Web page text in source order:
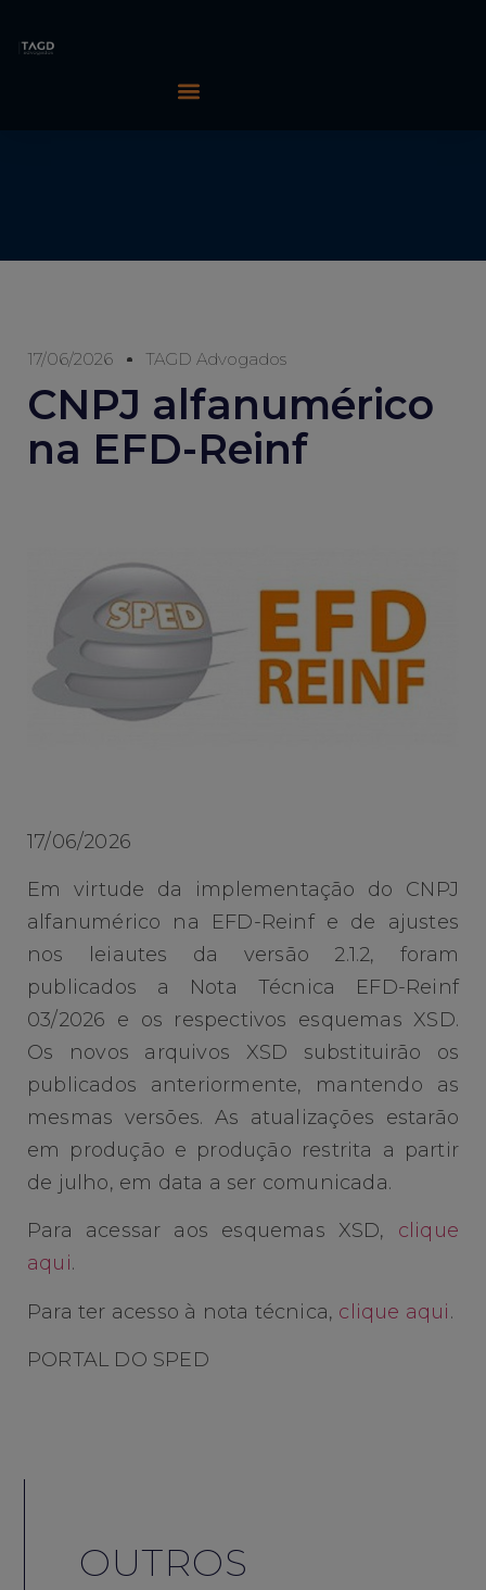
17/06/2026 TAGD Advogados
CNPJ alfanumérico
na EFD-Reinf
17/06/2026
Em virtude da implementação do CNPJ
alfanumérico na EFD-Reinf e de ajustes
nos leiautes da versão 2.1.2, foram
publicados a Nota Técnica EFD-Reinf
03/2026 e os respectivos esquemas XSD.
Os novos arquivos XSD substituirão os
publicados anteriormente, mantendo as
mesmas versões. As atualizações estarão
em produção e produção restrita a partir
de julho, em data a ser comunicada.
Para acessar aos esquemas XSD, clique
aqui.
Para ter acesso à nota técnica, clique aqui.
PORTAL DO SPED
OUTROS